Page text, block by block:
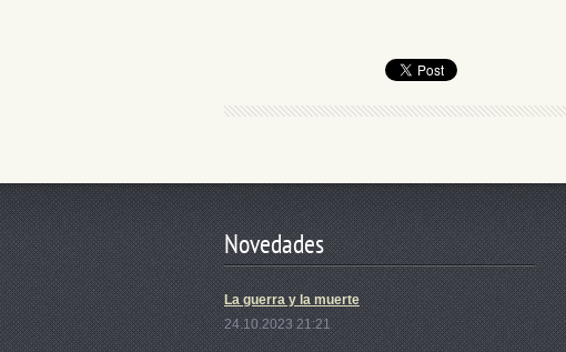
Novedades
La guerra y la muerte
24.10.2023 21:21